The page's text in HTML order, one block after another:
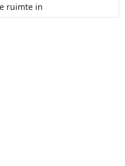
ruimte in
prachtige foto's van oppervlak
met Ultima Thule!